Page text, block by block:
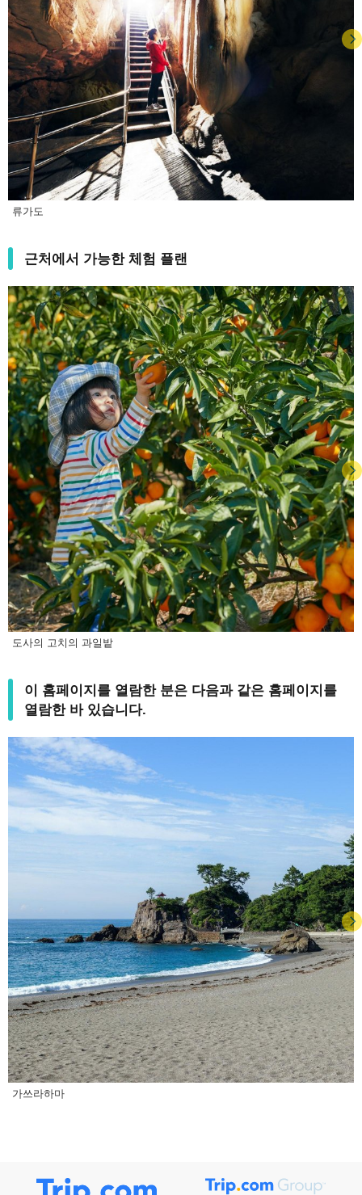
류가도
근처에서 가능한 체험 플랜
도사의 고치의 과일밭
이 홈페이지를 열람한 분은 다음과 같은 홈페이지를
열람한 바 있습니다.
가쓰라하마